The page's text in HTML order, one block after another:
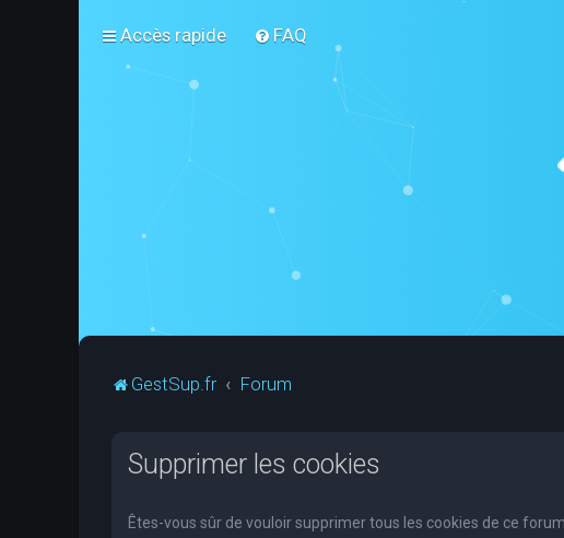
Accès rapide FAQ
GestSup.fr Forum
Supprimer les cookies
Êtes-vous sûr de vouloir supprimer tous les cookies de ce